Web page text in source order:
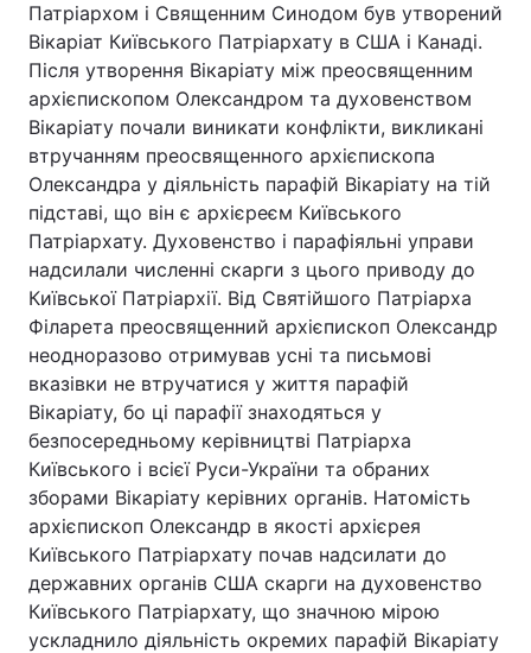
Патріархом і Священним Синодом був утворений
Вікаріат Київського Патріархату в США і Канаді.
Після утворення Вікаріату між преосвященним
архієпископом Олександром та духовенством
Вікаріату почали виникати конфлікти, викликані
втручанням преосвященного архієпископа
Олександра у діяльність парафій Вікаріату на тій
підставі, що він є архієреєм Київського
Патріархату. Духовенство і парафіяльні управи
надсилали численні скарги з цього приводу до
Київської Патріархії. Від Святійшого Патріарха
Філарета преосвященний архієпископ Олександр
неодноразово отримував усні та письмові
вказівки не втручатися у життя парафій
Вікаріату, бо ці парафії знаходяться у
безпосередньому керівництві Патріарха
Київського і всієї Руси-України та обраних
зборами Вікаріату керівних органів. Натомість
архієпископ Олександр в якості архієрея
Київського Патріархату почав надсилати до
державних органів США скарги на духовенство
Київського Патріархату, що значною мірою
ускладнило діяльність окремих парафій Вікаріату